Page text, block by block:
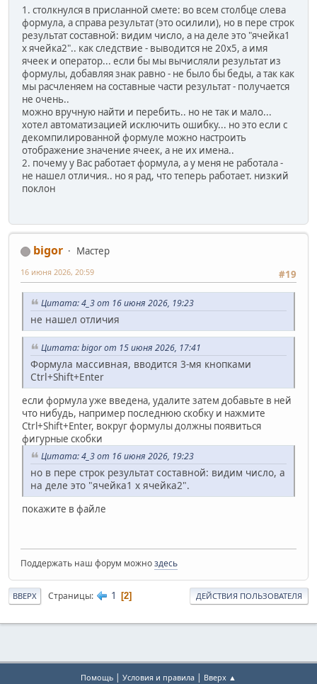
1. столкнулся в присланной смете: во всем столбце слева
формула, а справа результат (это осилили), но в пере строк
результат составной: видим число, а на деле это "ячейка1
х ячейка2".. как следствие - выводится не 20х5, а имя
ячеек и оператор... если бы мы вычисляли результат из
формулы, добавляя знак равно - не было бы беды, а так как
мы расчленяем на составные части результат - получается
не очень..
можно вручную найти и перебить.. но не так и мало...
хотел автоматизацией исключить ошибку... но это если с
декомпилированной формуле можно настроить
отображение значение ячеек, а не их имена..
2. почему у Вас работает формула, а у меня не работала -
не нашел отличия.. но я рад, что теперь работает. низкий
поклон
bigor
Мастер
#19
16 июня 2026, 20:59
Цитата: 4_3 от 16 июня 2026, 19:23
не нашел отличия
Цитата: bigor от 15 июня 2026, 17:41
Формула массивная, вводится 3-мя кнопками
Ctrl+Shift+Enter
если формула уже введена, удалите затем добавьте в ней
что нибудь, например последнюю скобку и нажмите
Ctrl+Shift+Enter, вокруг формулы должны появиться
фигурные скобки
Цитата: 4_3 от 16 июня 2026, 19:23
но в пере строк результат составной: видим число, а
на деле это "ячейка1 х ячейка2".
покажите в файле
Поддержать наш форум можноздесь
ВВЕРХ Страницы 1 2 ДЕЙСТВИЯ ПОЛЬЗОВАТЕЛЯ
Помощь | Условия и правила | Вверх ▲